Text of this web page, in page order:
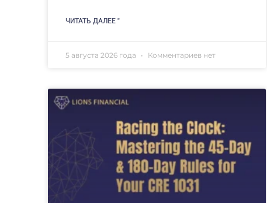
ЧИТАТЬ ДАЛЕЕ "
5 августа 2026 года Комментариев нет